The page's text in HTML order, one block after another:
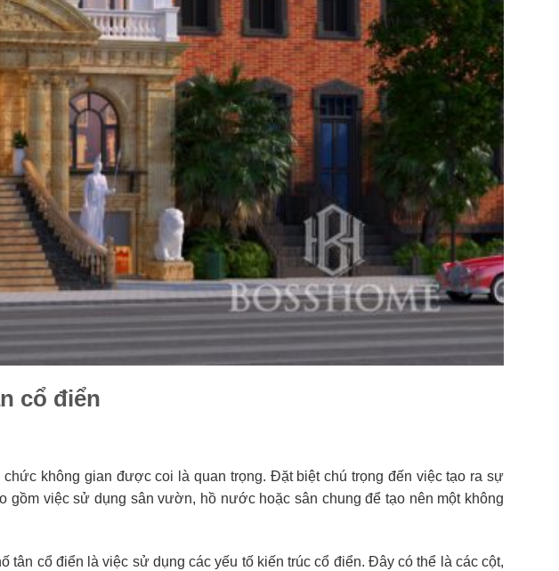
cổ điển
không gian được coi là quan trọng. Đặt biệt chú trọng đến việc tạo ra sự
việc sử dụng sân vườn, hồ nước hoặc sân chung để tạo nên một không
tân cổ điển là việc sử dụng các yếu tố kiến trúc cổ điển. Đây có thể là các cột,